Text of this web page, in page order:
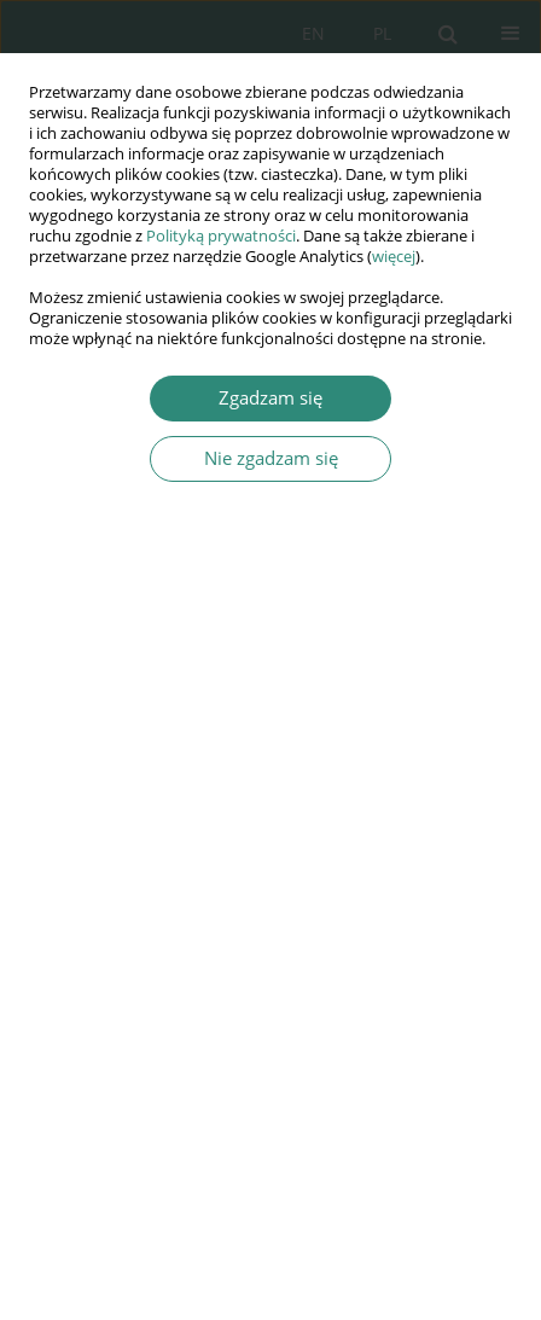
Przetwarzamy dane osobowe zbierane podczas odwiedzania
serwisu. Realizacja funkcji pozyskiwania informacji o użytkownikach
i ich zachowaniu odbywa się poprzez dobrowolnie wprowadzone w
formularzach informacje oraz zapisywanie w urządzeniach
końcowych plików cookies (tzw. ciasteczka). Dane, w tym pliki
cookies, wykorzystywane są w celu realizacji usług, zapewnienia
wygodnego korzystania ze strony oraz w celu monitorowania
ruchu zgodnie z Polityką prywatności. Dane są także zbierane i
przetwarzane przez narzędzie Google Analytics (więcej).
Możesz zmienić ustawienia cookies w swojej przeglądarce.
Ograniczenie stosowania plików cookies w konfiguracji przeglądarki
może wpłynąć na niektóre funkcjonalności dostępne na stronie.
Zgadzam się
Nie zgadzam się
PL
EN
Wydawnictwo
AWSGE
Akademia Nauk Stosowanych
WSGE
im. Alcide De Gasperi
Dariusz Drążkiewicz
Odnawialne źródła energii jako element wzrostu